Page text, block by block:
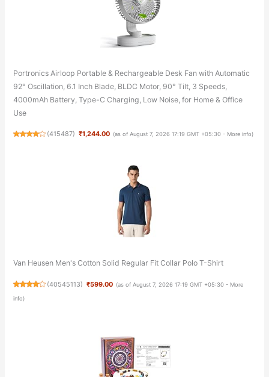
Portronics Airloop Portable & Rechargeable Desk Fan with Automatic
92° Oscillation, 6.1 Inch Blade, BLDC Motor, 90° Tilt, 3 Speeds,
4000mAh Battery, Type-C Charging, Low Noise, for Home & Office
Use
(415487) ₹1,244.00 (as of August 7, 2026 17:19 GMT +05:30 - More info)
Van Heusen Men's Cotton Solid Regular Fit Collar Polo T-Shirt
(40545113) ₹599.00 (as of August 7, 2026 17:19 GMT +05:30 - More
info)